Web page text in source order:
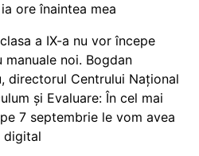
ore înaintea mea
a IX-a nu vor începe
manuale noi. Bogdan
directorul Centrului Național
și Evaluare: În cel mai
7 septembrie le vom avea
digital